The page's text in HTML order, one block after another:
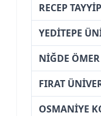
RECEP
YEDİTEPE
NİĞDE
FIRAT
OSMANİYE